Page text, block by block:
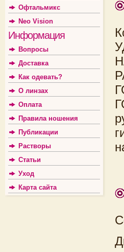
Офтальмикс
Neo Vision
Информация
Вопросы
Доставка
Как одевать?
О линзах
Оплата
Правила ношения
Публикации
Растворы
Статьи
Уход
Карта сайта